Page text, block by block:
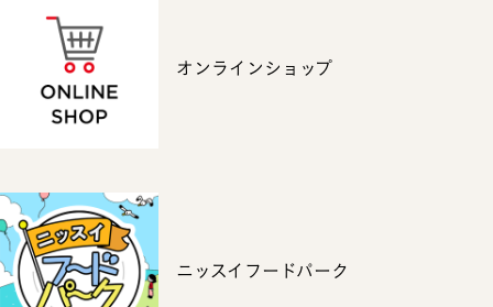
オンラインショップ
ニッスイフードパーク